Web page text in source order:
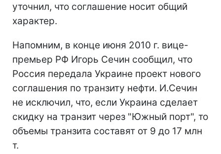
уточнил, что соглашение носит общий
характер.
Напомним, в конце июня 2010 г. вице-
премьер РФ Игорь Сечин сообщил, что
Россия передала Украине проект нового
соглашения по транзиту нефти. И.Сечин
не исключил, что, если Украина сделает
скидку на транзит через "Южный порт", то
объемы транзита составят от 9 до 17 млн
т.